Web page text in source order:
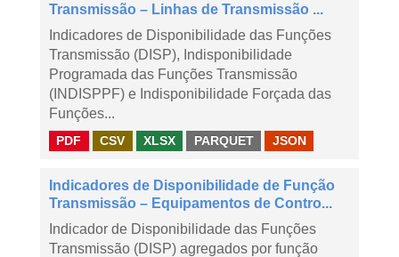
Transmissão – Linhas de Transmissão ...
Indicadores de Disponibilidade das Funções
Transmissão (DISP), Indisponibilidade
Programada das Funções Transmissão
(INDISPPF) e Indisponibilidade Forçada das
Funções...
PDF CSV XLSX PARQUET JSON
Indicadores de Disponibilidade de Função
Transmissão – Equipamentos de Contro...
Indicador de Disponibilidade das Funções
Transmissão (DISP) agregados por função